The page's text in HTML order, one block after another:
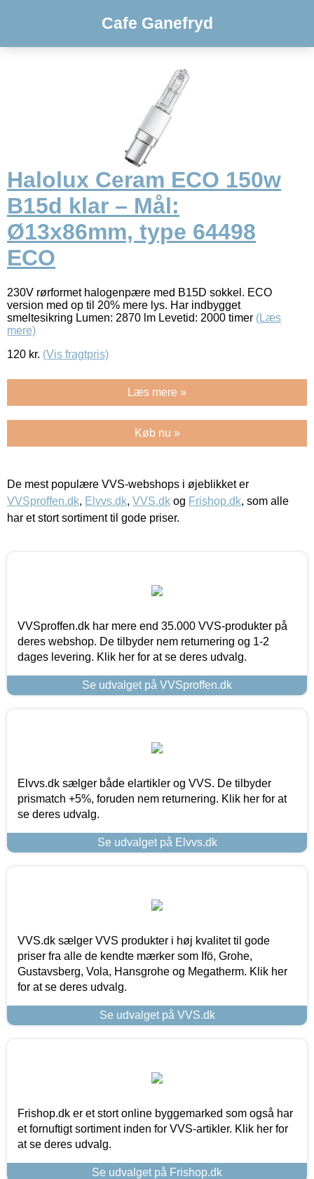
Cafe Ganefryd
Halolux Ceram ECO 150w
B15d klar – Mål:
Ø13x86mm, type 64498
ECO
230V rørformet halogenpære med B15D sokkel. ECO
version med op til 20% mere lys. Har indbygget
smeltesikring Lumen: 2870 lm Levetid: 2000 timer (Læs
mere)
120 kr. (Vis fragtpris)
Læs mere »
Køb nu »
De mest populære VVS-webshops i øjeblikket er
VVSproffen.dk, Elvvs.dk, VVS.dk og Frishop.dk, som alle
har et stort sortiment til gode priser.
VVSproffen.dk har mere end 35.000 VVS-produkter på
deres webshop. De tilbyder nem returnering og 1-2
dages levering. Klik her for at se deres udvalg.
Se udvalget på VVSproffen.dk
Elvvs.dk sælger både elartikler og VVS. De tilbyder
prismatch +5%, foruden nem returnering. Klik her for at
se deres udvalg.
Se udvalget på Elvvs.dk
VVS.dk sælger VVS produkter i høj kvalitet til gode
priser fra alle de kendte mærker som Ifö, Grohe,
Gustavsberg, Vola, Hansgrohe og Megatherm. Klik her
for at se deres udvalg.
Se udvalget på VVS.dk
Frishop.dk er et stort online byggemarked som også har
et fornuftigt sortiment inden for VVS-artikler. Klik her for
at se deres udvalg.
Se udvalget på Frishop.dk